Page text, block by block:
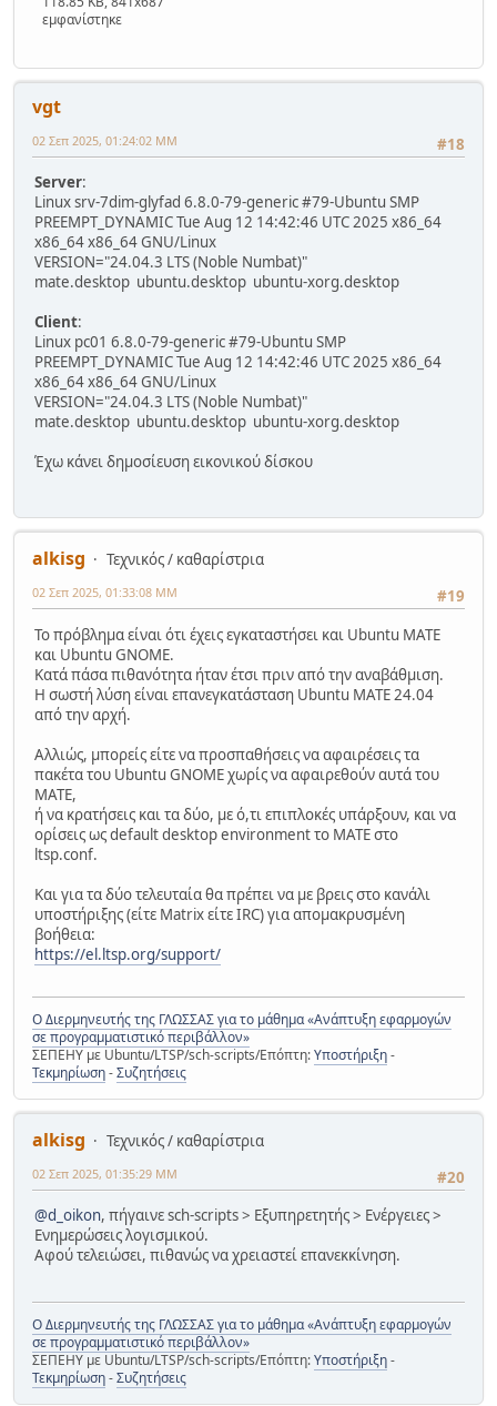
from
<module>
'distutils'
εμφανίστηκε
vgt
#18
02 Σεπ 2025, 01:24:02 ΜΜ
Server:
Linux srv-7dim-glyfad 6.8.0-79-generic #79-Ubuntu SMP
PREEMPT_DYNAMIC Tue Aug 12 14:42:46 UTC 2025 x86_64
x86_64 x86_64 GNU/Linux
VERSION="24.04.3 LTS (Noble Numbat)"
mate.desktop ubuntu.desktop ubuntu-xorg.desktop
Client:
Linux pc01 6.8.0-79-generic #79-Ubuntu SMP
PREEMPT_DYNAMIC Tue Aug 12 14:42:46 UTC 2025 x86_64
x86_64 x86_64 GNU/Linux
VERSION="24.04.3 LTS (Noble Numbat)"
mate.desktop ubuntu.desktop ubuntu-xorg.desktop
Έχω κάνει δημοσίευση εικονικού δίσκου
alkisg
Τεχνικός / καθαρίστρια
#19
02 Σεπ 2025, 01:33:08 ΜΜ
Το πρόβλημα είναι ότι έχεις εγκαταστήσει και Ubuntu MATE
και Ubuntu GNOME.
Κατά πάσα πιθανότητα ήταν έτσι πριν από την αναβάθμιση.
Η σωστή λύση είναι επανεγκατάσταση Ubuntu MATE 24.04
από την αρχή.
Αλλιώς, μπορείς είτε να προσπαθήσεις να αφαιρέσεις τα
πακέτα του Ubuntu GNOME χωρίς να αφαιρεθούν αυτά του
MATE,
ή να κρατήσεις και τα δύο, με ό,τι επιπλοκές υπάρξουν, και να
ορίσεις ως default desktop environment το MATE στο
ltsp.conf.
Και για τα δύο τελευταία θα πρέπει να με βρεις στο κανάλι
υποστήριξης (είτε Matrix είτε IRC) για απομακρυσμένη
βοήθεια:
https://el.ltsp.org/support/
Ο Διερμηνευτής της ΓΛΩΣΣΑΣ για το μάθημα «Ανάπτυξη εφαρμογών
σε προγραμματιστικό περιβάλλον»
ΣΕΠΕΗΥ με Ubuntu/LTSP/sch-scripts/Επόπτη:Υποστήριξη-
Τεκμηρίωση-Συζητήσεις
alkisg
Τεχνικός / καθαρίστρια
#20
02 Σεπ 2025, 01:35:29 ΜΜ
@d_oikon, πήγαινε sch-scripts > Εξυπηρετητής > Ενέργειες >
Ενημερώσεις λογισμικού.
Αφού τελειώσει, πιθανώς να χρειαστεί επανεκκίνηση.
Ο Διερμηνευτής της ΓΛΩΣΣΑΣ για το μάθημα «Ανάπτυξη εφαρμογών
σε προγραμματιστικό περιβάλλον»
ΣΕΠΕΗΥ με Ubuntu/LTSP/sch-scripts/Επόπτη:Υποστήριξη-
Τεκμηρίωση-Συζητήσεις